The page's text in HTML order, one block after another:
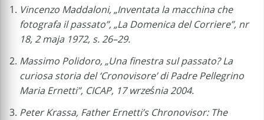
Vincenzo Maddaloni, „Inventata la macchina che
fotografa il passato”, „La Domenica del Corriere”, nr
18, 2 maja 1972, s. 26–29.
Massimo Polidoro, „Una finestra sul passato? La
curiosa storia del ‘Cronovisore’ di Padre Pellegrino
Maria Ernetti”, CICAP, 17 września 2004.
Peter Krassa, Father Ernetti’s Chronovisor: The